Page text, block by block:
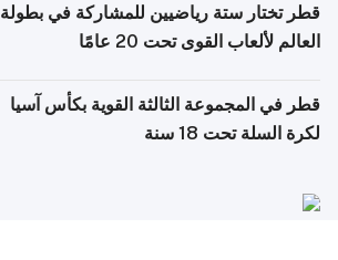
قطر تختار ستة رياضيين للمشاركة في بطولة
العالم لألعاب القوى تحت 20 عامًا
قطر في المجموعة الثالثة القوية بكأس آسيا
لكرة السلة تحت 18 سنة